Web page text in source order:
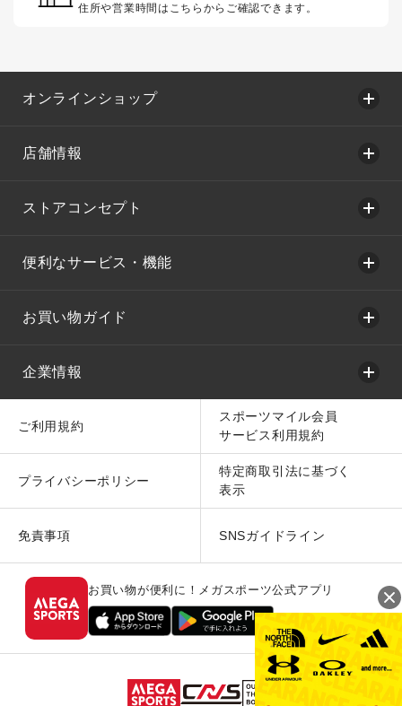
住所や営業時間はこちらからご確認できます。
オンラインショップ
店舗情報
ストアコンセプト
便利なサービス・機能
お買い物ガイド
企業情報
ご利用規約
スポーツマイル会員
サービス利用規約
プライバシーポリシー
特定商取引法に基づく
表示
免責事項 SNSガイドライン
お買い物が便利に！メガスポーツ公式アプリ